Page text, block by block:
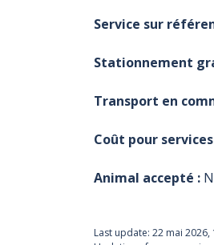
Service sur
Stationnement
Transport en
Coût pour
Animal accepté :
Last update: 22 mai 2026,